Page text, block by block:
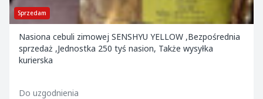
Sprzedam
Nasiona cebuli zimowej SENSHYU YELLOW ,Bezpośrednia
sprzedaż ,Jednostka 250 tyś nasion, Także wysyłka
kurierska
Do uzgodnienia